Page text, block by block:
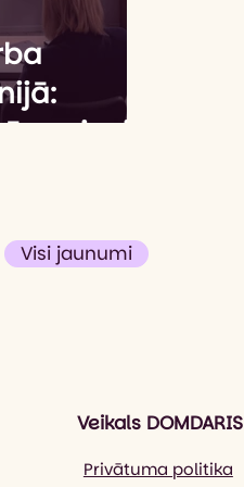
pieeja
Visi jaunumi
Veikals DOMDARIS
Privātuma politika